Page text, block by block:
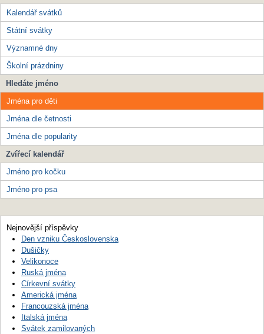
Kalendář svátků
Státní svátky
Významné dny
Školní prázdniny
Hledáte jméno
Jména pro děti
Jména dle četnosti
Jména dle popularity
Zvířecí kalendář
Jméno pro kočku
Jméno pro psa
Nejnovější příspěvky
Den vzniku Československa
Dušičky
Velikonoce
Ruská jména
Církevní svátky
Americká jména
Francouzská jména
Italská jména
Svátek zamilovaných